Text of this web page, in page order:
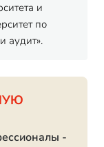
и
по
аудит».
-